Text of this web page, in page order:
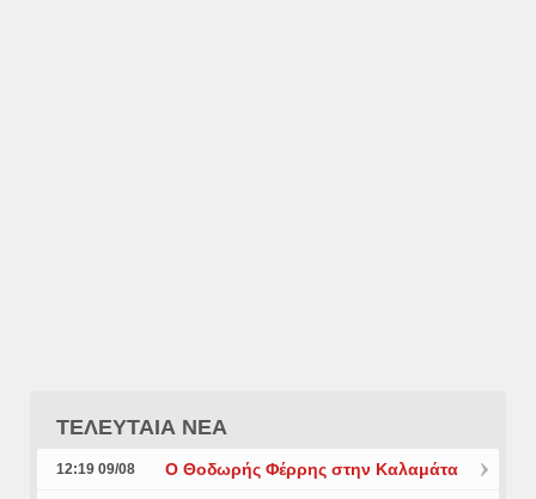
ΤΕΛΕΥΤΑΙΑ ΝΕΑ
12:19 09/08 Ο Θοδωρής Φέρρης στην Καλαμάτα